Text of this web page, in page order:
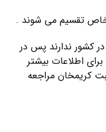
خاص تقسیم می شوند .
کشور ندارند پس در
اطلاعات بیشتر
کریمخان مراجعه